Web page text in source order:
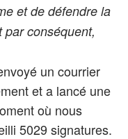
et de défendre la
conséquent,
un courrier
et a lancé une
où nous
5029 signatures.